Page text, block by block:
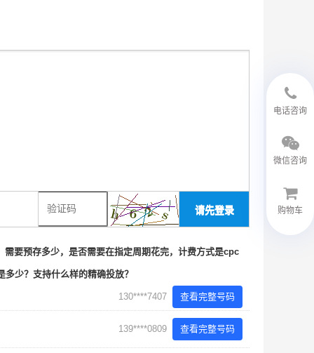
请先登录
要预存多少，是否需要在指定周期花完，计费方式是cpc
多少？支持什么样的精确投放？
130****7407 查看完整号码
139****0809 查看完整号码
电话咨询
微信咨询
微信客服
购物车